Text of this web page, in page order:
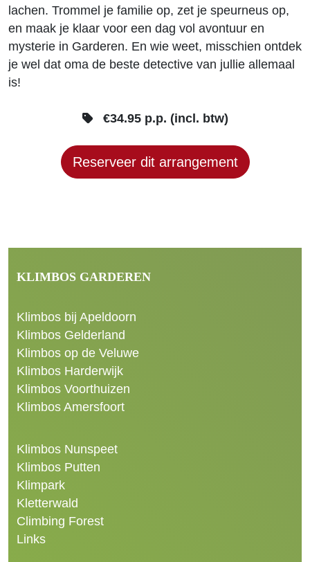
lachen. Trommel je familie op, zet je speurneus op,
en maak je klaar voor een dag vol avontuur en
mysterie in Garderen. En wie weet, misschien ontdek
je wel dat oma de beste detective van jullie allemaal
is!
€34.95 p.p. (incl. btw)
Reserveer dit arrangement
KLIMBOS GARDEREN
Klimbos bij Apeldoorn
Klimbos Gelderland
Klimbos op de Veluwe
Klimbos Harderwijk
Klimbos Voorthuizen
Klimbos Amersfoort
Klimbos Nunspeet
Klimbos Putten
Klimpark
Kletterwald
Climbing Forest
Links